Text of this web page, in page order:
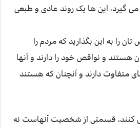
گیرد، این ها یک روند عادی و طبعی
را به این بگذارید که مردم را
و نواقص خود را دارند و آنها
متفاوت دارند و آنچنان که هستند
می کنند، قسمتی از شخصیت آنهاست نه